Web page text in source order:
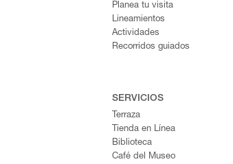
Planea tu visita
Lineamientos
Actividades
Recorridos guiados
SERVICIOS
Terraza
Tienda en Línea
Biblioteca
Café del Museo